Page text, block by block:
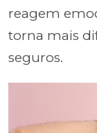
reagem
torna mais
seguros.